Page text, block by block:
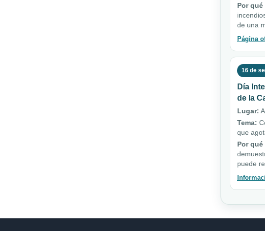
Por
de una
Página
16 de
Día
de la
Lugar:
Tema:
que
Por
puede